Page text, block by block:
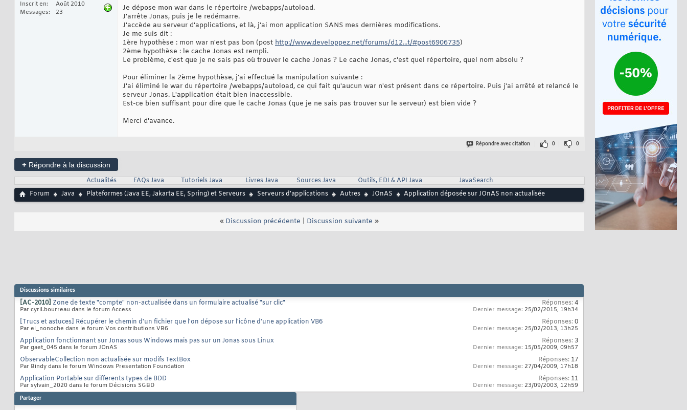
Inscrit en
Août 2010
Messages
23
Je dépose mon war dans le répertoire /webapps/autoload.
J'arrête Jonas, puis je le redémarre.
J'accède au serveur d'applications, et là, j'ai mon application SANS mes dernières modifications.
Je me suis dit :
1ère hypothèse : mon war n'est pas bon (post http://www.developpez.net/forums/d12...t/#post6906735)
2ème hypothèse : le cache Jonas est rempli.
Le problème, c'est que je ne sais pas où trouver le cache Jonas ? Le cache Jonas, c'est quel répertoire, quel nom absolu ?
Pour éliminer la 2ème hypothèse, j'ai effectué la manipulation suivante :
J'ai éliminé le war du répertoire /webapps/autoload, ce qui fait qu'aucun war n'est présent dans ce répertoire. Puis j'ai arrêté et relancé le
serveur Jonas. L'application était bien inaccessible.
Est-ce bien suffisant pour dire que le cache Jonas (que je ne sais pas trouver sur le serveur) est bien vide ?
Merci d'avance.
Répondre avec citation 0 0
+ Répondre à la discussion
Actualités
FAQs Java Tutoriels Java Livres Java Sources Java Outils, EDI & API Java
JavaSearch
Forum
Java Plateformes (Java EE, Jakarta EE, Spring) et Serveurs Serveurs d'applications Autres JOnAS Application déposée sur JOnAS non actualisée
« Discussion précédente Discussion suivante »
Discussions similaires
[AC-2010] Zone de texte "compte" non-actualisée dans un formulaire actualisé "sur clic"
Par cyril.bourreau dans le forum Access
Réponses:4
Dernier message: 25/02/2015, 19h34
[Trucs et astuces] Récupérer le chemin d'un fichier que l'on dépose sur l'icône d'une application VB6
Par el_nonoche dans le forum Vos contributions VB6
Réponses:0
Dernier message: 25/02/2013, 13h25
Application fonctionnant sur Jonas sous Windows mais pas sur un Jonas sous Linux
Par gaet_045 dans le forum JOnAS
Réponses: 3
Dernier message: 15/05/2009, 09h57
ObservableCollection non actualisée sur modifs TextBox
Par Bindy dans le forum Windows Presentation Foundation
Réponses: 17
Dernier message: 27/04/2009, 17h18
Application Portable sur differents types de BDD
Par sylvain_2020 dans le forum Décisions SGBD
Réponses: 11
Dernier message: 23/09/2003, 12h59
Partager